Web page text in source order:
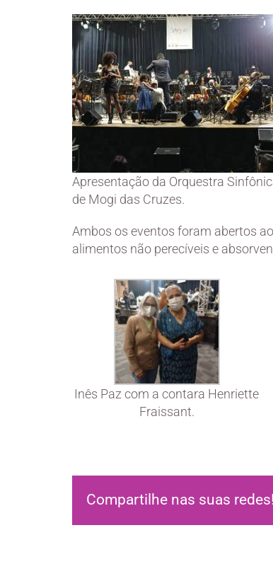
Apresentação da Orquestra
de Mogi das Cruzes.
Ambos os eventos foram abertos
alimentos não perecíveis e
Inês Paz com a contara Henriette
Fraissant.
Compartilhe nas suas redes!